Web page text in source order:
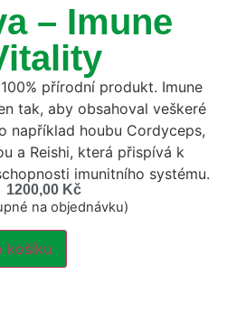
– Imune
přírodní produkt. Imune
tak, aby obsahoval veškeré
například houbu Cordyceps,
a Reishi, která přispívá k
imunitního systému.
1200,00 Kč
na objednávku)
košíku